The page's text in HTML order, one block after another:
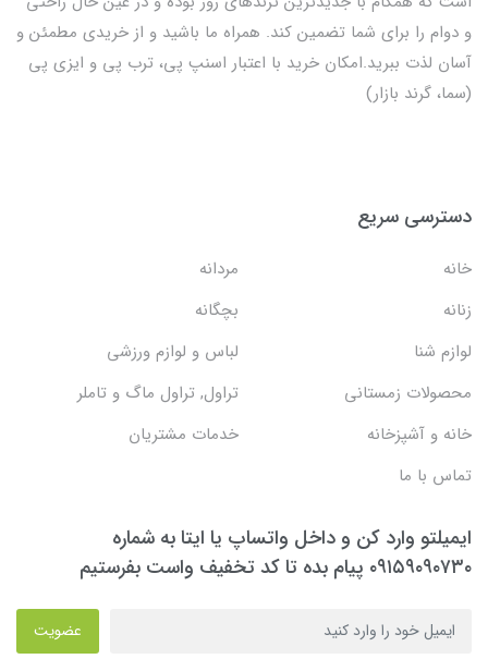
و دوام را برای شما تضمین کند. همراه ما باشید و از خریدی مطمئن و
آسان لذت ببرید.امکان خرید با اعتبار اسنپ پی، ترب پی و ایزی پی
(سما، گرند بازار)
دسترسی سریع
خانه
مردانه
زنانه
بچگانه
لوازم شنا
لباس و لوازم ورزشی
محصولات زمستانی
تراول, تراول ماگ و تاملر
خانه و آشپزخانه
خدمات مشتریان
تماس با ما
ایمیلتو وارد کن و داخل واتساپ یا ایتا به شماره
۰۹۱۵۹۰۹۰۷۳۰ پیام بده تا کد تخفیف واست بفرستیم
عضویت